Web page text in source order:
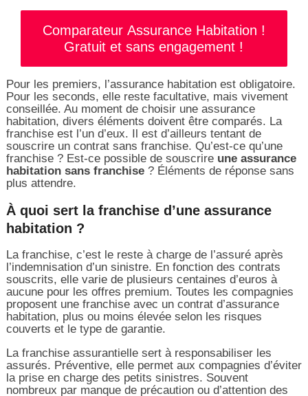
Comparateur Assurance Habitation !
Gratuit et sans engagement !
Pour les premiers, l’assurance habitation est obligatoire.
Pour les seconds, elle reste facultative, mais vivement
conseillée. Au moment de choisir une assurance
habitation, divers éléments doivent être comparés. La
franchise est l’un d’eux. Il est d’ailleurs tentant de
souscrire un contrat sans franchise. Qu’est-ce qu’une
franchise ? Est-ce possible de souscrire une assurance
habitation sans franchise? Éléments de réponse sans
plus attendre.
À quoi sert la franchise d’une assurance
habitation ?
La franchise, c’est le reste à charge de l’assuré après
l’indemnisation d’un sinistre. En fonction des contrats
souscrits, elle varie de plusieurs centaines d’euros à
aucune pour les offres premium. Toutes les compagnies
proposent une franchise avec un contrat d’assurance
habitation, plus ou moins élevée selon les risques
couverts et le type de garantie.
La franchise assurantielle sert à responsabiliser les
assurés. Préventive, elle permet aux compagnies d’éviter
la prise en charge des petits sinistres. Souvent
nombreux par manque de précaution ou d’attention des